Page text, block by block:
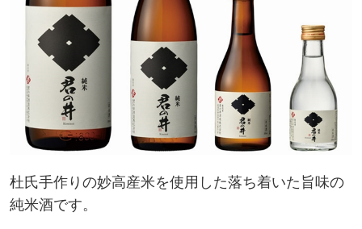
杜氏手作りの妙高産米を使用した落ち着いた旨味の
純米酒です。